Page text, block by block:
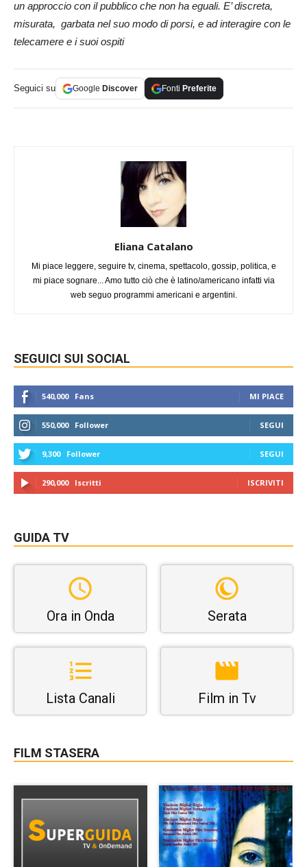
un approccio con il pubblico che non ha eguali. E’ discreta,
misurata, garbata nel suo modo di porsi, e ad interagire con le
telecamere e i suoi ospiti
Seguici su Google Discover Fonti Preferite
Eliana Catalano
Mi piace leggere, seguire tv, cinema, spettacolo, gossip, politica, e
mi piace sognare... Amo tutto ciò che è latino/americano infatti via
web seguo programmi americani e argentini.
SEGUICI SUI SOCIAL
540,000 Fans MI PIACE
550,000 Follower SEGUI
9,300 Follower SEGUI
290,000 Iscritti ISCRIVITI
GUIDA TV
Ora in Onda Serata
Lista Canali Film in Tv
FILM STASERA